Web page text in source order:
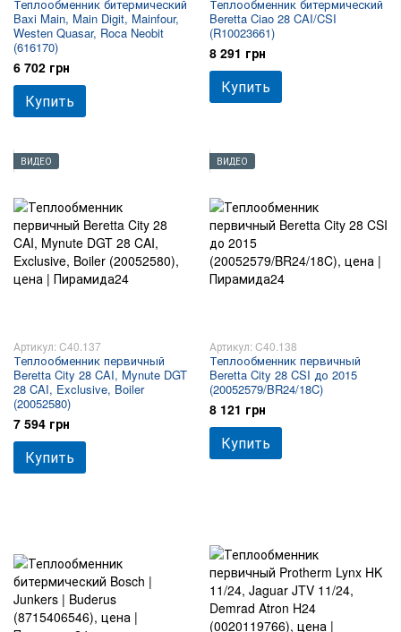
Теплообменник битермический
Baxi Main, Main Digit, Mainfour,
Westen Quasar, Roca Neobit
(616170)
6 702 грн
Купить
Теплообменник битермический
Beretta Ciao 28 CAI/CSI
(R10023661)
8 291 грн
Купить
ВИДЕО
Артикул: C40.137
Теплообменник первичный
Beretta City 28 CAI, Mynute DGT
28 CAI, Exclusive, Boiler
(20052580)
7 594 грн
Купить
ВИДЕО
Артикул: C40.138
Теплообменник первичный
Beretta City 28 CSI до 2015
(20052579/BR24/18C)
8 121 грн
Купить